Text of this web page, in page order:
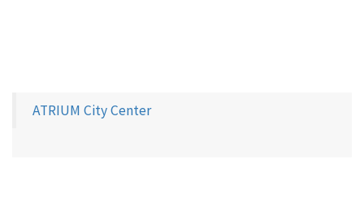
ATRIUM City Center